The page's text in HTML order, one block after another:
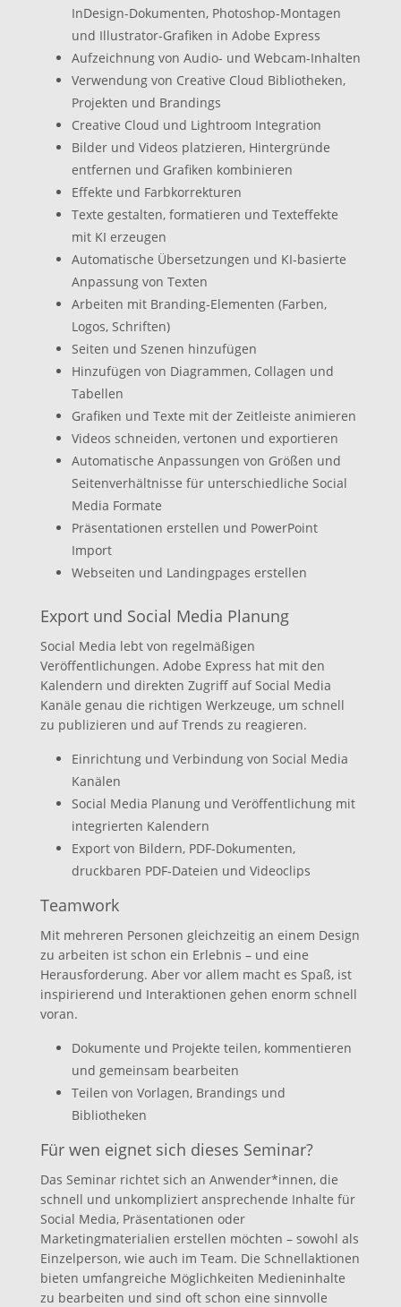
InDesign-Dokumenten, Photoshop-Montagen
und Illustrator-Grafiken in Adobe Express
Aufzeichnung von Audio- und Webcam-Inhalten
Verwendung von Creative Cloud Bibliotheken,
Projekten und Brandings
Creative Cloud und Lightroom Integration
Bilder und Videos platzieren, Hintergründe
entfernen und Grafiken kombinieren
Effekte und Farbkorrekturen
Texte gestalten, formatieren und Texteffekte
mit KI erzeugen
Automatische Übersetzungen und KI-basierte
Anpassung von Texten
Arbeiten mit Branding-Elementen (Farben,
Logos, Schriften)
Seiten und Szenen hinzufügen
Hinzufügen von Diagrammen, Collagen und
Tabellen
Grafiken und Texte mit der Zeitleiste animieren
Videos schneiden, vertonen und exportieren
Automatische Anpassungen von Größen und
Seitenverhältnisse für unterschiedliche Social
Media Formate
Präsentationen erstellen und PowerPoint
Import
Webseiten und Landingpages erstellen
Export und Social Media Planung
Social Media lebt von regelmäßigen
Veröffentlichungen. Adobe Express hat mit den
Kalendern und direkten Zugriff auf Social Media
Kanäle genau die richtigen Werkzeuge, um schnell
zu publizieren und auf Trends zu reagieren.
Einrichtung und Verbindung von Social Media
Kanälen
Social Media Planung und Veröffentlichung mit
integrierten Kalendern
Export von Bildern, PDF-Dokumenten,
druckbaren PDF-Dateien und Videoclips
Teamwork
Mit mehreren Personen gleichzeitig an einem Design
zu arbeiten ist schon ein Erlebnis – und eine
Herausforderung. Aber vor allem macht es Spaß, ist
inspirierend und Interaktionen gehen enorm schnell
voran.
Dokumente und Projekte teilen, kommentieren
und gemeinsam bearbeiten
Teilen von Vorlagen, Brandings und
Bibliotheken
Für wen eignet sich dieses Seminar?
Das Seminar richtet sich an Anwender*innen, die
schnell und unkompliziert ansprechende Inhalte für
Social Media, Präsentationen oder
Marketingmaterialien erstellen möchten – sowohl als
Einzelperson, wie auch im Team. Die Schnellaktionen
bieten umfangreiche Möglichkeiten Medieninhalte
zu bearbeiten und sind oft schon eine sinnvolle